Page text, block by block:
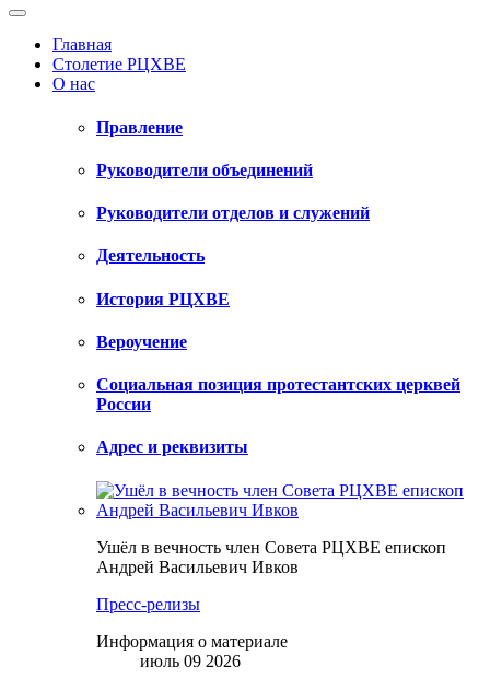
Главная
Столетие РЦХВЕ
О нас
Правление
Руководители объединений
Руководители отделов и служений
Деятельность
История РЦХВЕ
Вероучение
Социальная позиция протестантских церквей
России
Адрес и реквизиты
Ушёл в вечность член Совета РЦХВЕ епископ
Андрей Васильевич Ивков
Пресс-релизы
Информация о материале
июль 09 2026